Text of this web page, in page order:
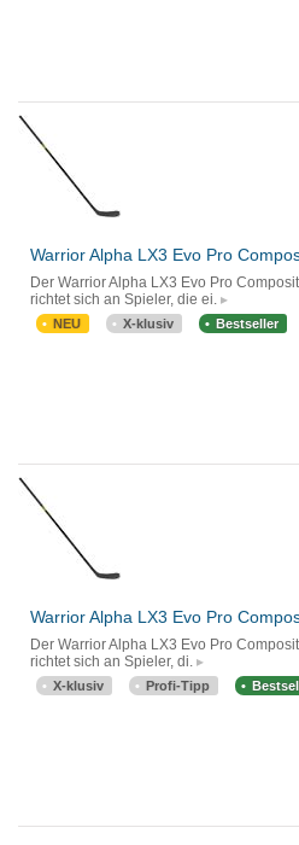
Warrior Alpha LX3 Evo Pro
Der Warrior Alpha LX3 Evo Pro
richtet sich an Spieler, die ei.
NEU X-klusiv Bestseller
Warrior Alpha LX3 Evo Pro
Der Warrior Alpha LX3 Evo Pro
richtet sich an Spieler, di.
X-klusiv Profi-Tipp